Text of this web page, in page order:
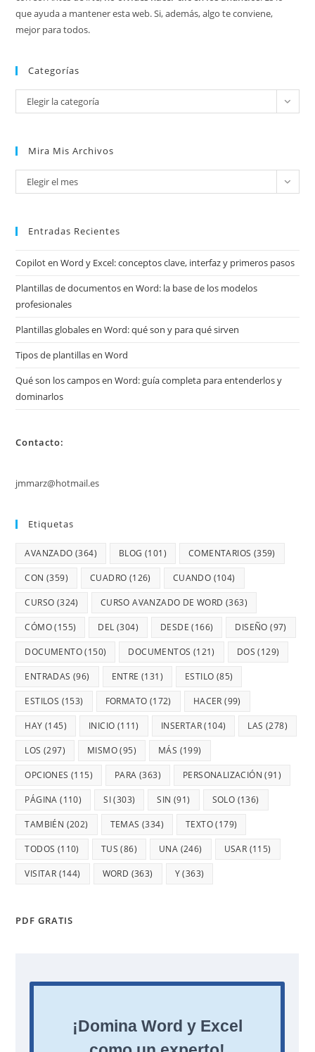
que ayuda a mantener esta web. Si, además, algo te conviene,
mejor para todos.
Categorías
Categorías
Elegir la categoría
Mira Mis Archivos
Mira
mis
Elegir el mes
Entradas Recientes
Copilot en Word y Excel: conceptos clave, interfaz y primeros pasos
Plantillas de documentos en Word: la base de los modelos
profesionales
Plantillas globales en Word: qué son y para qué sirven
Tipos de plantillas en Word
Qué son los campos en Word: guía completa para entenderlos y
dominarlos
Contacto:
jmmarz@hotmail.es
Etiquetas
AVANZADO (364) BLOG (101) COMENTARIOS (359)
CON (359) CUADRO (126) CUANDO (104)
CURSO (324) CURSO AVANZADO DE WORD (363)
CÓMO(155) DEL (304) DESDE (166) DISEÑO (97)
DOCUMENTO(150) DOCUMENTOS (121) DOS (129)
ENTRADAS (96) ENTRE (131) ESTILO (85)
ESTILOS (153) FORMATO (172) HACER (99)
HAY (145) INICIO (111) INSERTAR(104) LAS (278)
LOS (297) MISMO(95) MÁS (199)
OPCIONES (115) PARA (363) PERSONALIZACIÓN (91)
PÁGINA (110) SI(303) SIN (91) SOLO (136)
TAMBIÉN (202) TEMAS (334) TEXTO(179)
TODOS (110) TUS (86) UNA (246) USAR (115)
VISITAR (144) WORD (363) Y(363)
PDF GRATIS